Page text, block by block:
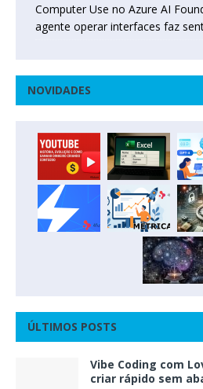
Computer Use no Azure AI
agente operar interfaces faz
NOVIDADES
ÚLTIMOS POSTS
Vibe Coding com
criar rápido sem